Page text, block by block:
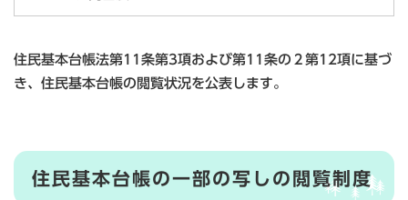
住民基本台帳法第11条第3項および第11条の２第12項に基づ
き、住民基本台帳の閲覧状況を公表します。
住民基本台帳の一部の写しの閲覧制度